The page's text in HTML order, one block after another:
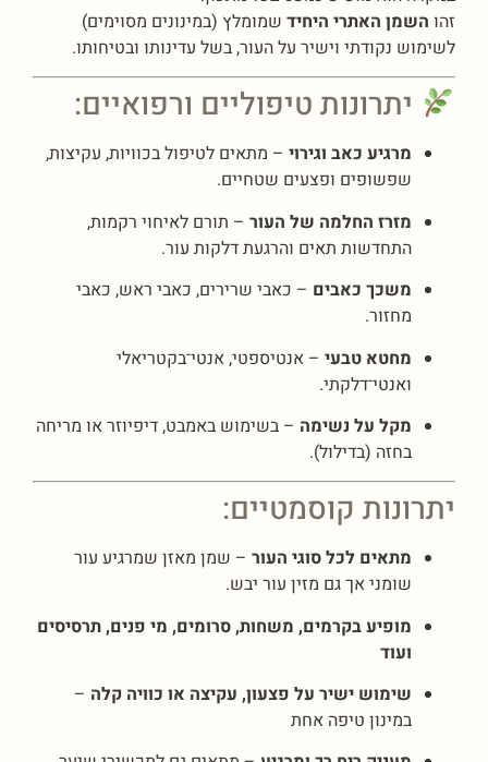
זהו השמן האתרי היחיד שמומלץ (במינונים מסוימים)
לשימוש נקודתי וישיר על העור, בשל עדינותו ובטיחותו.
יתרונות טיפוליים ורפואיים:
מרגיע כאב וגירוי – מתאים לטיפול בכוויות, עקיצות,
שפשופים ופצעים שטחיים.
מזרז החלמה של העור – תורם לאיחוי רקמות,
התחדשות תאים והרגעת דלקות עור.
משכך כאבים – כאבי שרירים, כאבי ראש, כאבי
מחזור.
מחטא טבעי – אנטיספטי, אנטי־בקטריאלי
ואנטי־דלקתי.
מקל על נשימה – בשימוש באמבט, דיפיוזר או מריחה
בחזה (בדילול).
יתרונות קוסמטיים:
מתאים לכל סוגי העור – שמן מאזן שמרגיע עור
שומני אך גם מזין עור יבש.
מופיע בקרמים, משחות, סרומים, מי פנים, תרסיסים
ועוד
שימוש ישיר על פצעון, עקיצה או כוויה קלה –
במינון טיפה אחת